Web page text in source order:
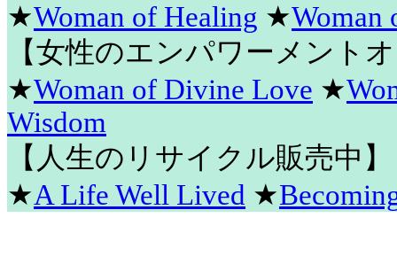
★Woman of Healing ★Woman
【女性のエンパワーメント
★Woman of Divine Love ★
Wisdom
【人生のリサイクル販売中】
★A Life Well Lived ★